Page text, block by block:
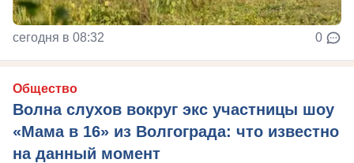
сегодня в 08:32 0
Общество
Волна слухов вокруг экс участницы шоу
«Мама в 16» из Волгограда: что известно
на данный момент